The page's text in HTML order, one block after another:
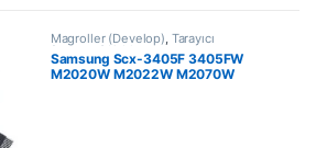
Magroller (Develop) Tarayıcı
(scanner) Kablo
Samsung Scx-3405F 3405FW
M2020W M2022W M2070W